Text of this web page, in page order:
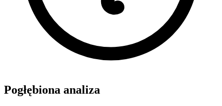
Pogłębiona analiza